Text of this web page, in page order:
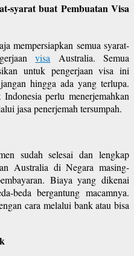
syarat buat Pembuatan Visa
mempersiapkan semua syarat-
visa Australia. Semua
untuk pengerjaan visa ini
hingga ada yang terlupa.
perlu menerjemahkan
jasa penerjemah tersumpah.
sudah selesai dan lengkap
Australia di Negara masing-
Biaya yang dikenai
beda bergantung macamnya.
cara melalui bank atau bisa